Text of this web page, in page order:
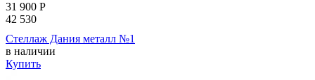
31 900 Р
42 530
Стеллаж Дания металл №1
в наличии
Купить